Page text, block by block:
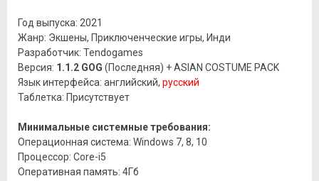
Год выпуска: 2021
Жанр: Экшены, Приключенческие игры, Инди
Разработчик: Tendogames
Версия: 1.1.2 GOG (Последняя) + ASIAN COSTUME PACK
Язык интерфейса: английский, русский
Таблетка: Присутствует
Минимальные системные требования:
Операционная система: Windows 7, 8, 10
Процессор: Core-i5
Оперативная память: 4Гб